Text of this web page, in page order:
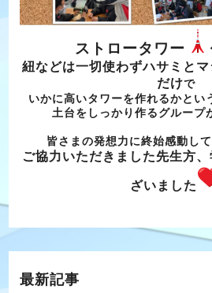
ストロータワー
紐などは一切使わずハサミと
だけで
いかに高いタワーを作れるかとい
土台をしっかり作るグループ
皆さまの発想力に終始感動し
ご協力いただきました先生方
ざいました
最新記事